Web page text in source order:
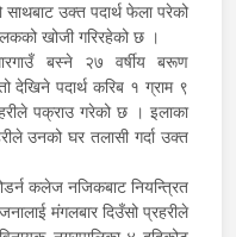
साथबाट उक्त पदार्थ फेला परेको
खोजी गरिरहेको छ ।
बस्ने २७ वर्षीय बरूण
पदार्थ करिब १ ग्राम ९
पक्राउ गरेको छ । इलाका
उनको घर तलासी गर्दा उक्त
कलेज नजिकबाट नियन्त्रित
मंगलबार दिउँसो प्रहरीले